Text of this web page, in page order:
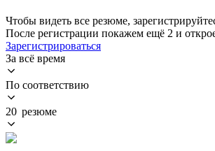
Чтобы видеть все резюме,
После регистрации покажем ещё 2 и
Зарегистрироваться
За всё время
По соответствию
20 резюме